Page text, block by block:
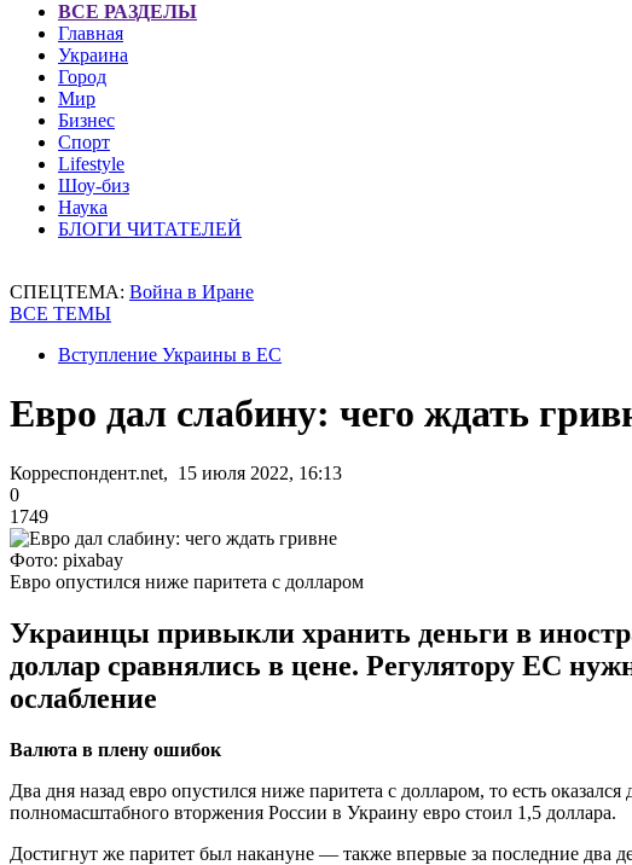
ВСЕ РАЗДЕЛЫ
Главная
Украина
Город
Мир
Бизнес
Спорт
Lifestyle
Шоу-биз
Наука
БЛОГИ ЧИТАТЕЛЕЙ
СПЕЦТЕМА: Война в Иране
ВСЕ ТЕМЫ
Вступление Украины в ЕС
Евро дал слабину: чего ждать
Корреспондент.net, 15 июля 2022, 16:13
0
1749
Фото: pixabay
Евро опустился ниже паритета с долларом
Украинцы привыкли хранить деньги в
доллар сравнялись в цене. Регулятору ЕС
ослабление
Валюта в плену ошибок
Два дня назад евро опустился ниже паритета с долларом, то есть
полномасштабного вторжения России в Украину евро стоил 1,5 доллара.
Достигнут же паритет был накануне — также впервые за последние два